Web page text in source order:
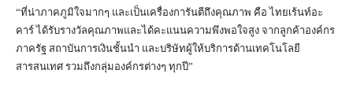
“ที่น่าภาคภูมิใจมากๆ และเป็นเครื่องการันตีถึงคุณภาพ คือ ไทยเร้นท์อะ
คาร์ ได้รับรางวัลคุณภาพและได้คะแนนความพึงพอใจสูง จากลูกค้าองค์กร
ภาครัฐ สถาบันการเงินชั้นนำ และบริษัทผู้ให้บริการด้านเทคโนโลยี
สารสนเทศ รวมถึงกลุ่มองค์กรต่างๆ ทุกปี”